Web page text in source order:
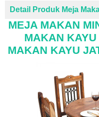
Detail Produk Meja
MEJA MAKAN
MAKAN
MAKAN KAYU